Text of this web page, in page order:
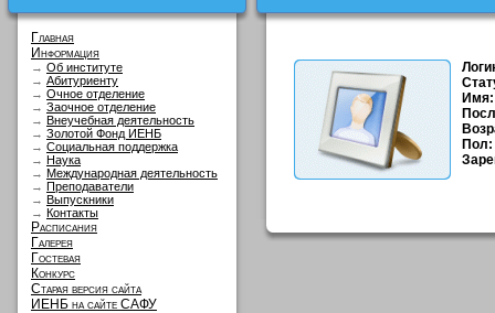
Главная
Информация
→ Об институте
→ Абитуриенту
→ Очное отделение
→ Заочное отделение
→ Внеучебная деятельность
→ Золотой Фонд ИЕНБ
→ Социальная поддержка
→ Наука
→ Международная деятельность
→ Преподаватели
→ Выпускники
→ Контакты
Расписания
Галерея
Гостевая
Конкурс
Старая версия сайта
ИЕНБ на сайте САФУ
Имя:
Пол: